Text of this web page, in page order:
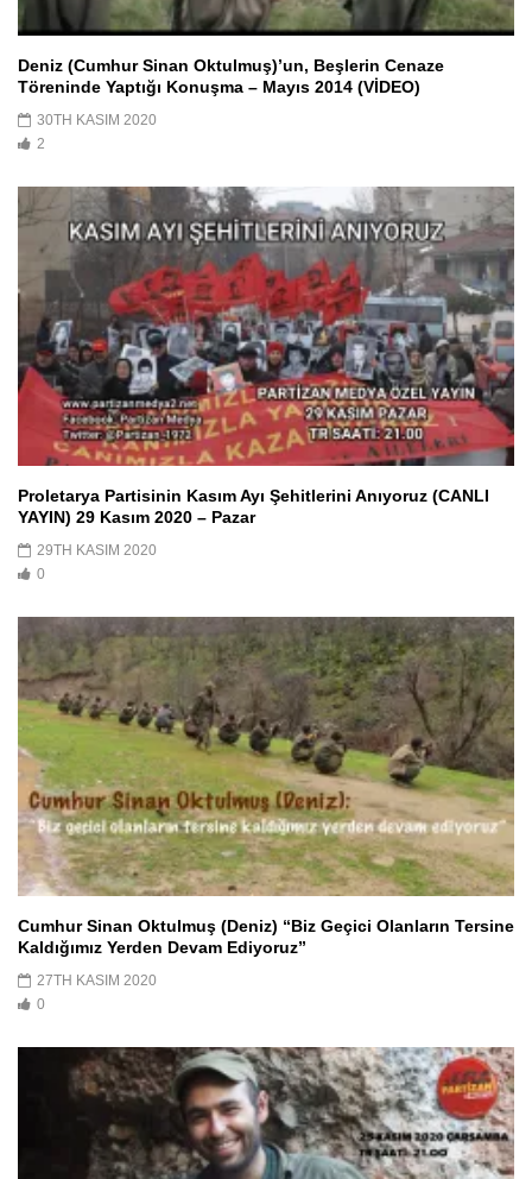
Deniz (Cumhur Sinan Oktulmuş)’un, Beşlerin Cenaze
Töreninde Yaptığı Konuşma – Mayıs 2014 (VİDEO)
30TH KASIM 2020
2
Proletarya Partisinin Kasım Ayı Şehitlerini Anıyoruz (CANLI
YAYIN) 29 Kasım 2020 – Pazar
29TH KASIM 2020
0
Cumhur Sinan Oktulmuş (Deniz) “Biz Geçici Olanların Tersine
Kaldığımız Yerden Devam Ediyoruz”
27TH KASIM 2020
0